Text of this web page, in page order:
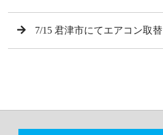
7/15 君津市にてエアコン取替